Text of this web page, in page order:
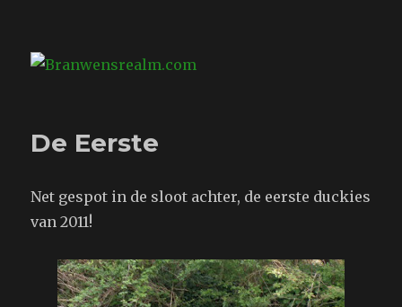
Branwensrealm.com
De Eerste
Net gespot in de sloot achter, de eerste duckies
van 2011!